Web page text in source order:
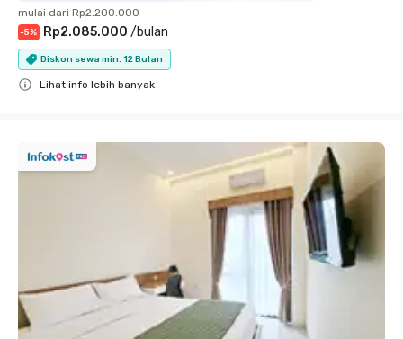
mulai dari Rp2.200.000
-5% Rp2.085.000 /bulan
Diskon sewa min. 12 Bulan
Lihat info lebih banyak